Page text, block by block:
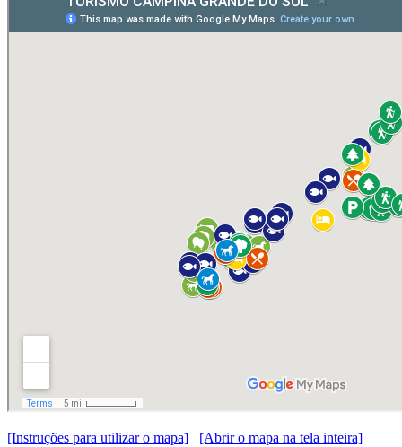
[Instruções para utilizar o mapa] [Abrir o mapa na tela inteira]